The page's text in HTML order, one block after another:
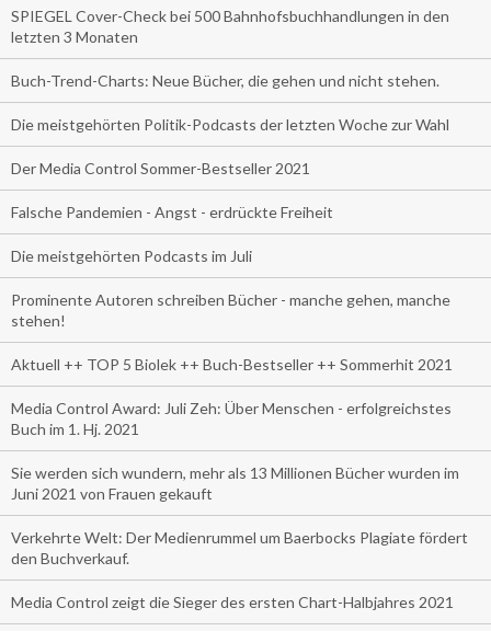
SPIEGEL Cover-Check bei 500 Bahnhofsbuchhandlungen in den
letzten 3 Monaten
Buch-Trend-Charts: Neue Bücher, die gehen und nicht stehen.
Die meistgehörten Politik-Podcasts der letzten Woche zur Wahl
Der Media Control Sommer-Bestseller 2021
Falsche Pandemien - Angst - erdrückte Freiheit
Die meistgehörten Podcasts im Juli
Prominente Autoren schreiben Bücher - manche gehen, manche
stehen!
Aktuell ++ TOP 5 Biolek ++ Buch-Bestseller ++ Sommerhit 2021
Media Control Award: Juli Zeh: Über Menschen - erfolgreichstes
Buch im 1. Hj. 2021
Sie werden sich wundern, mehr als 13 Millionen Bücher wurden im
Juni 2021 von Frauen gekauft
Verkehrte Welt: Der Medienrummel um Baerbocks Plagiate fördert
den Buchverkauf.
Media Control zeigt die Sieger des ersten Chart-Halbjahres 2021